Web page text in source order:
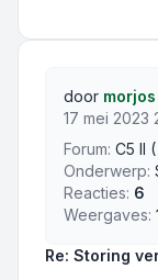
Re: Storing
door morjos
17 mei 2023
Forum: C5 II
Onderwerp:
Reacties: 6
Weergaves: